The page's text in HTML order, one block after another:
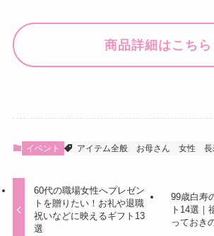
商品詳細はこちら
イベント アイテム全般 お母さん 女性
60代の職場女性へプレゼン
トを贈りたい！お礼や退職
祝いなどに映えるギフト13
選
99歳白寿
ト14選｜
っておき